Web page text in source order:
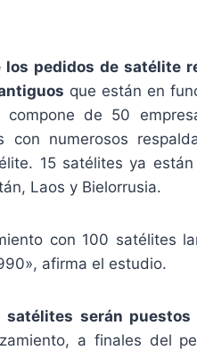
los pedidos de satélite
que están en
compone de 50
con numerosos
15 satélites ya
Laos y Bielorrusia.
con 100 satélites
afirma el estudio.
satélites serán puestos
a finales del